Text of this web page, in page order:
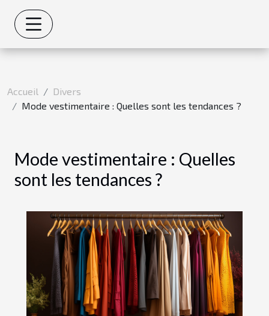
Accueil
Divers
Mode vestimentaire : Quelles sont les tendances ?
Mode vestimentaire : Quelles
sont les tendances ?